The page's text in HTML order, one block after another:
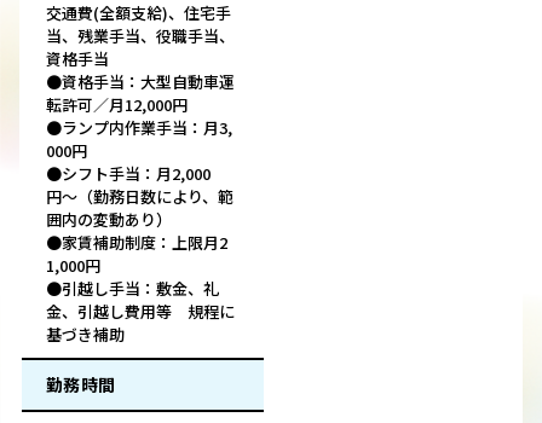
交通費(全額支給)、住宅手
当、残業手当、役職手当、
資格手当
●資格手当：大型自動車運
転許可／月12,000円
●ランプ内作業手当：月3,
000円
●シフト手当：月2,000
円〜（勤務日数により、範
囲内の変動あり）
●家賃補助制度：上限月2
1,000円
●引越し手当：敷金、礼
金、引越し費用等 規程に
基づき補助
勤務時間